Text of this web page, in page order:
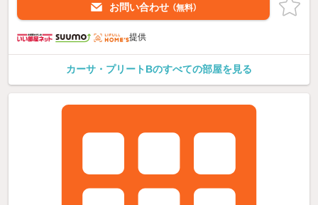
お問い合わせ （無料）
提供
カーサ・プリートBのすべての部屋を見る